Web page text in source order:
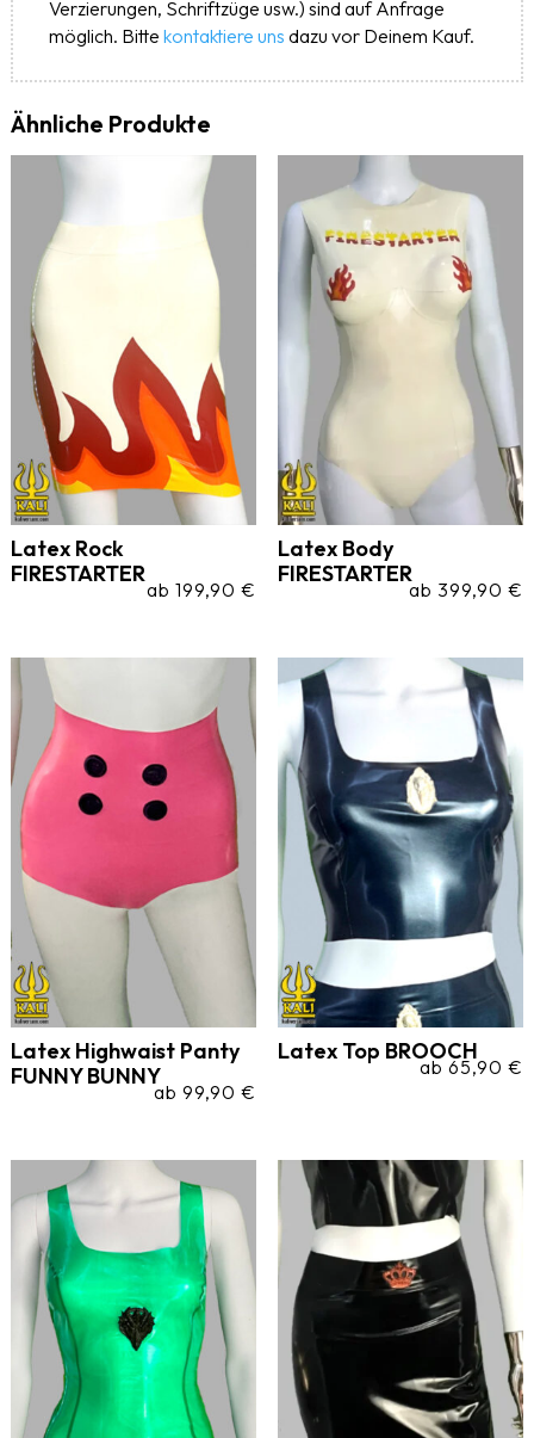
Verzierungen, Schriftzüge usw.) sind auf Anfrage
möglich. Bitte kontaktiere uns dazu vor Deinem Kauf.
Ähnliche Produkte
Latex Rock
FIRESTARTER
ab199,90€
Latex Body
FIRESTARTER
ab 399,90€
Latex Highwaist Panty
FUNNY BUNNY
ab99,90€
Latex Top BROOCH
ab65,90€